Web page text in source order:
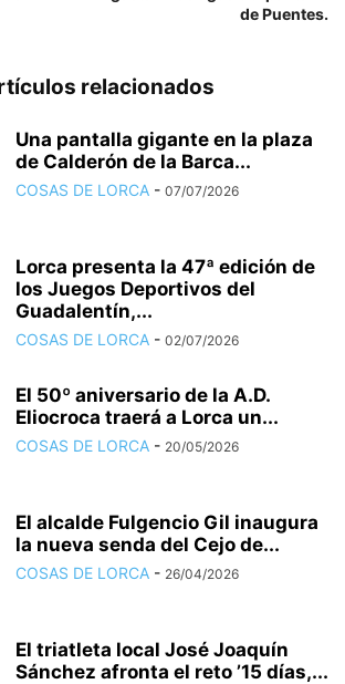
de Puentes.
relacionados
Una pantalla gigante en la plaza
de Calderón de la Barca...
COSAS DE LORCA - 07/07/2026
Lorca presenta la 47ª edición de
los Juegos Deportivos del
Guadalentín,...
COSAS DE LORCA - 02/07/2026
El 50º aniversario de la A.D.
Eliocroca traerá a Lorca un...
COSAS DE LORCA - 20/05/2026
El alcalde Fulgencio Gil inaugura
la nueva senda del Cejo de...
COSAS DE LORCA - 26/04/2026
El triatleta local José Joaquín
Sánchez afronta el reto ’15 días,...